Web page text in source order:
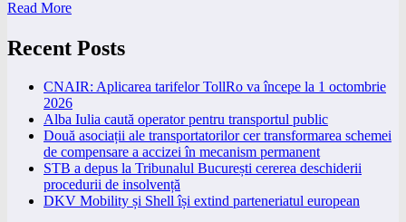
Read More
Recent Posts
CNAIR: Aplicarea tarifelor TollRo va începe la 1 octombrie
2026
Alba Iulia caută operator pentru transportul public
Două asociații ale transportatorilor cer transformarea schemei
de compensare a accizei în mecanism permanent
STB a depus la Tribunalul București cererea deschiderii
procedurii de insolvență
DKV Mobility și Shell își extind parteneriatul european